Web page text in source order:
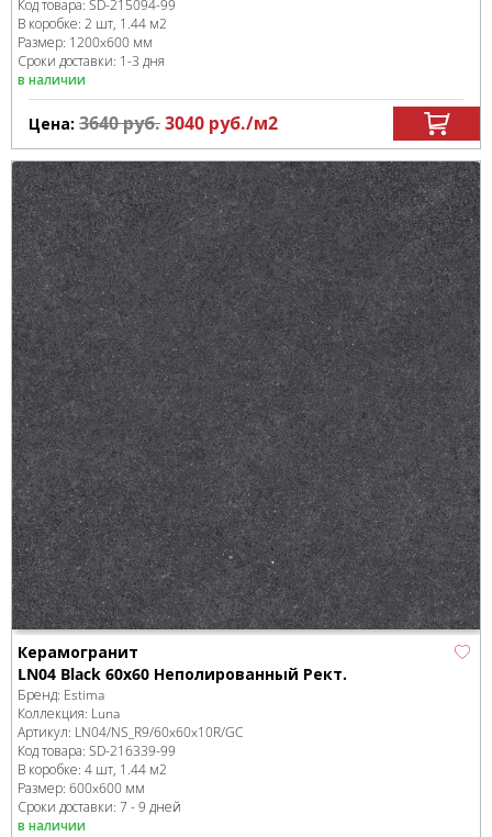
Код товара: SD-215094-99
В коробке: 2 шт, 1.44 м2
Размер: 1200x600 мм
Сроки доставки: 1-3 дня
в наличии
Цена: 3640руб.3040 руб./м2
Керамогранит
LN04 Black 60x60 Неполированный Рект.
Бренд: Estima
Коллекция: Luna
Артикул: LN04/NS_R9/60x60x10R/GC
Код товара: SD-216339-99
В коробке: 4 шт, 1.44 м2
Размер: 600x600 мм
Сроки доставки: 7 - 9 дней
в наличии